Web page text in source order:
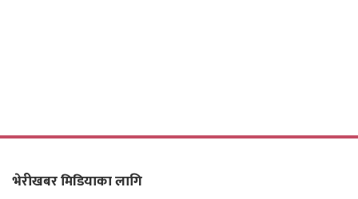
भेरीखबर मिडियाका लागि